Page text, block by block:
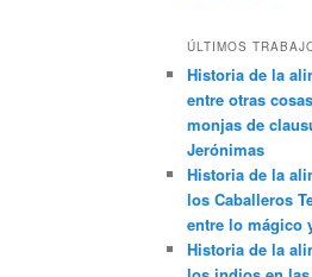
ÚLTIMOS
Historia de la
entre otras
monjas de
Jerónimas
Historia de la
los Caballeros
entre lo mágico
Historia de la